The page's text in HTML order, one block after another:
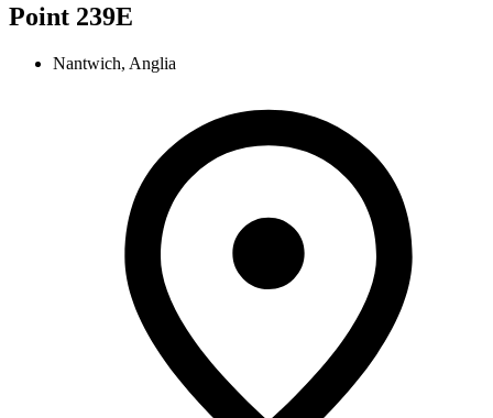
Point 239E
Nantwich, Anglia